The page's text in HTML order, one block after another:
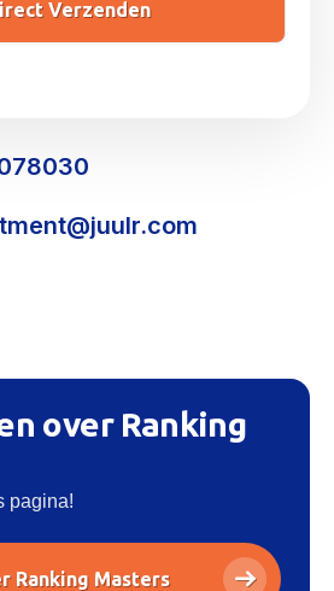
over Ranking
pagina!
Ranking Masters